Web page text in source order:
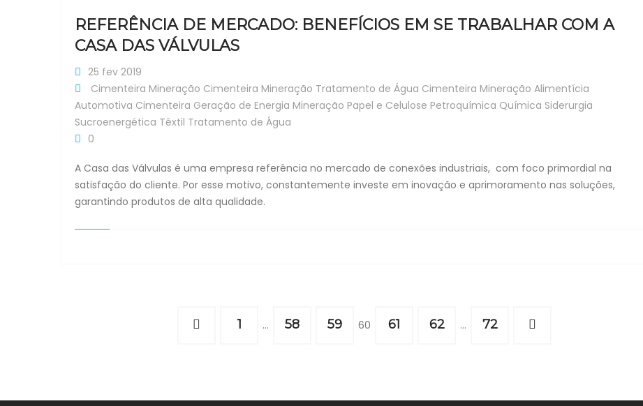
REFERÊNCIA DE MERCADO: BENEFÍCIOS EM SE TRABALHAR COM A
CASA DAS VÁLVULAS
25 fev 2019
Cimenteira Mineração Cimenteira Mineração Tratamento de Água Cimenteira Mineração Alimentícia
Automotiva Cimenteira Geração de Energia Mineração Papel e Celulose Petroquímica Química Siderurgia
Sucroenergética Têxtil Tratamento de Água
0
A Casa das Válvulas é uma empresa referência no mercado de conexões industriais, com foco primordial na
satisfação do cliente. Por esse motivo, constantemente investe em inovação e aprimoramento nas soluções,
garantindo produtos de alta qualidade.
1 … 58 59 60 61 62 … 72